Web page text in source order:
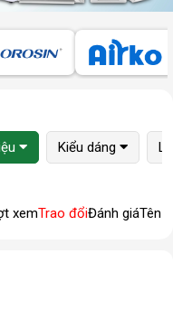
Kiểu dáng
xemTrao đổiĐánh giáTên